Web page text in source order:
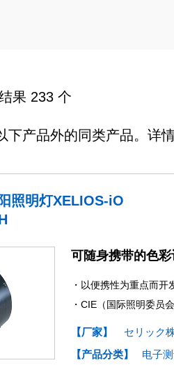
果 233 个
下产品外的同类产品。详
照明灯XELIOS-iO
可随身携带的色
・以便携性为重点而
・CIE（国际照明委员
【厂家】
セリック
【产品分类】
电子